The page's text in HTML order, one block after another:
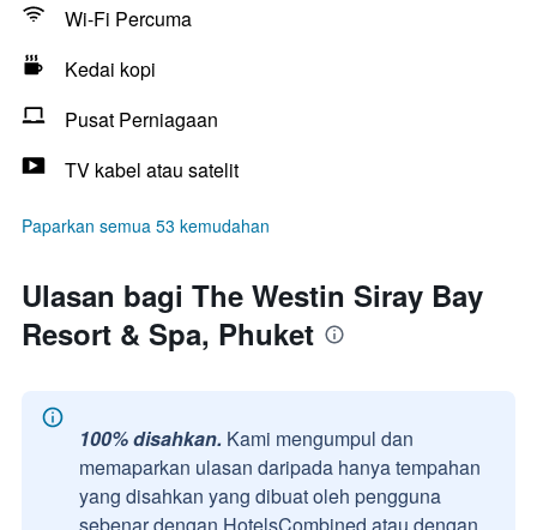
Wi-Fi Percuma
Kedai kopi
Pusat Perniagaan
TV kabel atau satelit
Paparkan semua 53 kemudahan
Ulasan bagi The Westin Siray Bay
Resort & Spa, Phuket
100% disahkan. Kami mengumpul dan
memaparkan ulasan daripada hanya tempahan
yang disahkan yang dibuat oleh pengguna